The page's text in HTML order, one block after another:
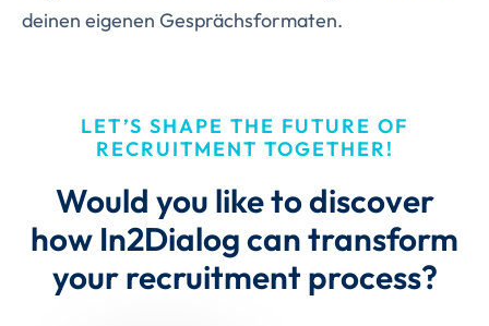
deinen eigenen Gesprächsformaten.
LET’S SHAPE THE FUTURE OF
RECRUITMENT TOGETHER!
Would you like to discover
how In2Dialog can transform
your recruitment process?